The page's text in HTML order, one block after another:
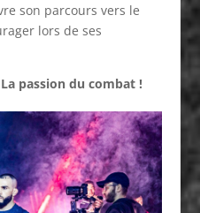
son parcours vers le
lors de ses
passion du combat !